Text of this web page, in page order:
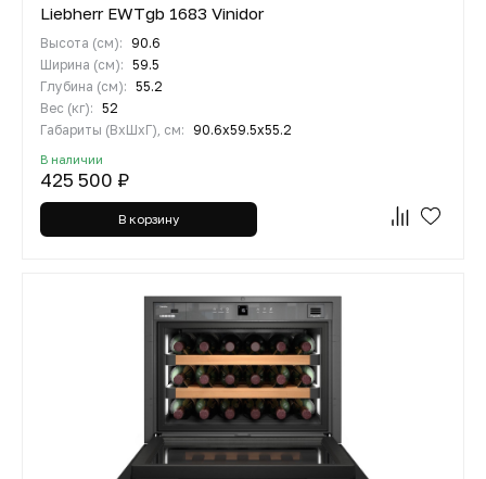
Liebherr EWTgb 1683 Vinidor
Высота (см):
90.6
Ширина (см): 59.5
Глубина (см): 55.2
Вес (кг): 52
Габариты (ВхШхГ), см:
90.6x59.5x55.2
В наличии
425 500 ₽
В корзину